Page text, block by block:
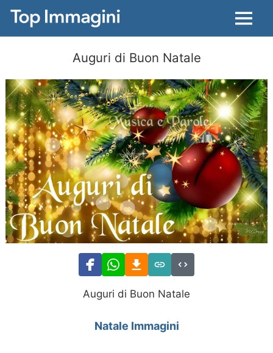
Menu
Auguri di Buon Natale
Auguri di Buon Natale
Natale Immagini